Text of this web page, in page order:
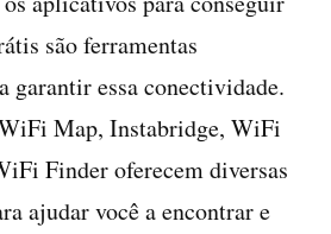
são ferramentas
garantir essa conectividade.
Map, Instabridge, WiFi
Finder oferecem diversas
ajudar você a encontrar e